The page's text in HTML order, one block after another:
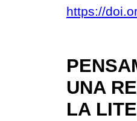
https://
UNA
LA